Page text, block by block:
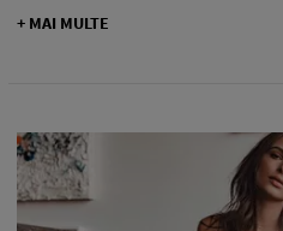
+ MAI MULTE